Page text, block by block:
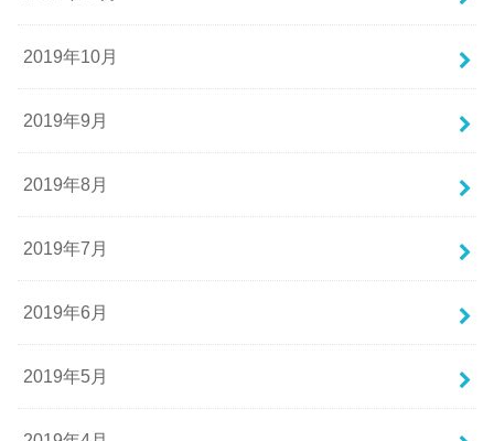
2019年10月
2019年9月
2019年8月
2019年7月
2019年6月
2019年5月